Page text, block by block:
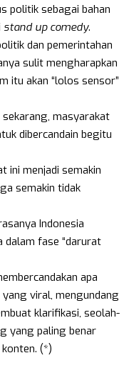
politik sebagai bahan
stand up comedy.
dan pemerintahan
sulit mengharapkan
itu akan “lolos sensor”
masyarakat
dibercandain begitu
ini menjadi semakin
semakin tidak
Indonesia
dalam fase “darurat
apa
viral, mengundang
klarifikasi, seolah-
yang paling benar
(*)